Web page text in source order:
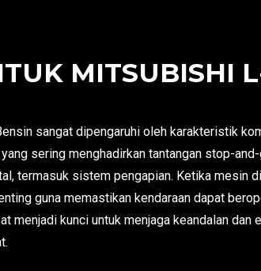
MITSUBISHI
sangat dipengaruhi oleh karakteristik
sering menghadirkan tantangan stop-
termasuk sistem pengapian. Ketika mesin
guna memastikan kendaraan dapat
menjadi kunci untuk menjaga keandalan